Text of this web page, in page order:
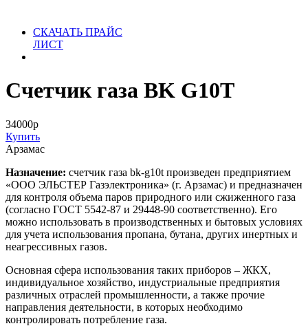
СКАЧАТЬ ПРАЙС
ЛИСТ
Счетчик газа BK G10T
34000р
Купить
Арзамас
Назначение: счетчик газа bk-g10t произведен предприятием
«ООО ЭЛЬСТЕР Газэлектроника» (г. Арзамас) и предназначен
для контроля объема паров природного или сжиженного газа
(согласно ГОСТ 5542-87 и 29448-90 соответственно). Его
можно использовать в производственных и бытовых условиях
для учета использования пропана, бутана, других инертных и
неагрессивных газов.
Основная сфера использования таких приборов – ЖКХ,
индивидуальное хозяйство, индустриальные предприятия
различных отраслей промышленности, а также прочие
направления деятельности, в которых необходимо
контролировать потребление газа.